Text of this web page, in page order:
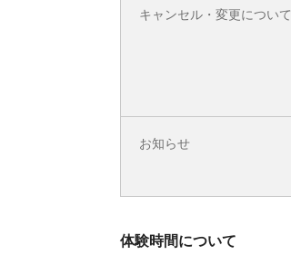
キャンセル・変更について
お知らせ
体験時間について